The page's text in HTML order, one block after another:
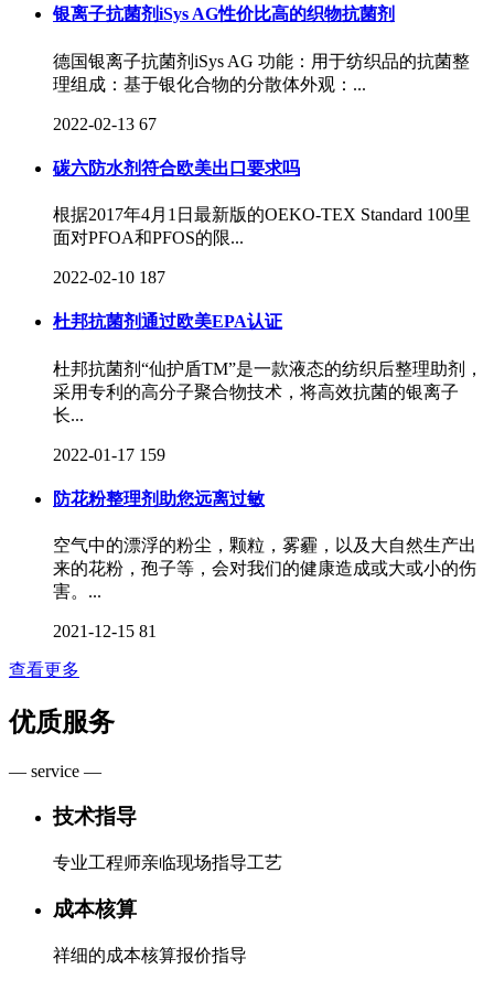
银离子抗菌剂iSys AG性价比高的织物抗菌剂
德国银离子抗菌剂iSys AG 功能：用于纺织品的抗菌整
理组成：基于银化合物的分散体外观：...
2022-02-13 67
碳六防水剂符合欧美出口要求吗
根据2017年4月1日最新版的OEKO-TEX Standard 100里
面对PFOA和PFOS的限...
2022-02-10 187
杜邦抗菌剂通过欧美EPA认证
杜邦抗菌剂“仙护盾TM”是一款液态的纺织后整理助剂，
采用专利的高分子聚合物技术，将高效抗菌的银离子
长...
2022-01-17 159
防花粉整理剂助您远离过敏
空气中的漂浮的粉尘，颗粒，雾霾，以及大自然生产出
来的花粉，孢子等，会对我们的健康造成或大或小的伤
害。...
2021-12-15 81
查看更多
优质服务
— service —
技术指导
专业工程师亲临现场指导工艺
成本核算
祥细的成本核算报价指导